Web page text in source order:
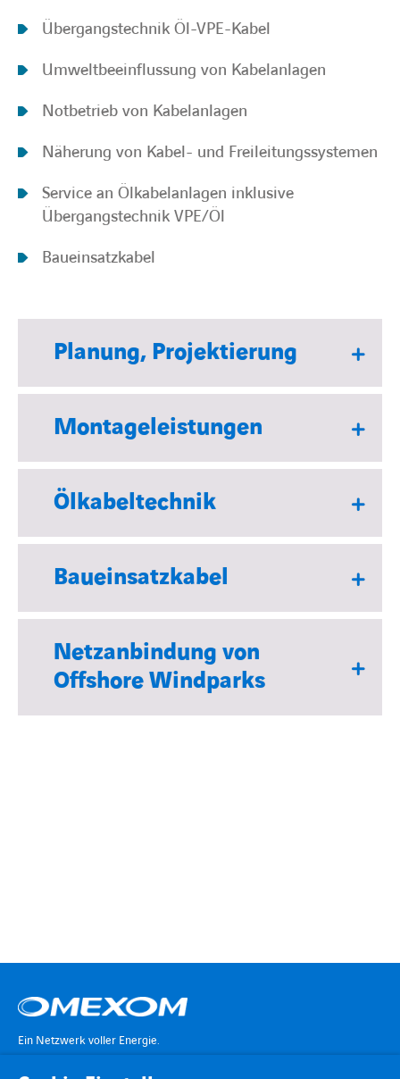
Übergangstechnik Öl-VPE-Kabel
Umweltbeeinflussung von Kabelanlagen
Notbetrieb von Kabelanlagen
Näherung von Kabel- und Freileitungssystemen
Service an Ölkabelanlagen inklusive
Übergangstechnik VPE/Öl
Baueinsatzkabel
Planung, Projektierung
Montageleistungen
Ölkabeltechnik
Baueinsatzkabel
Netzanbindung von
Offshore Windparks
Ein Netzwerk voller Energie.